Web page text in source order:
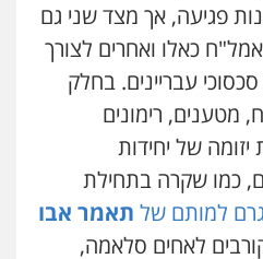
פגיעה, אך מצד שני גם
כאלו ואחרים לצורך
עבריינים. בחלק
מטענים, רימונים
של יחידות
כמו שקרה בתחילת
למותם של תאמר אבו
לאחים סלאמה,